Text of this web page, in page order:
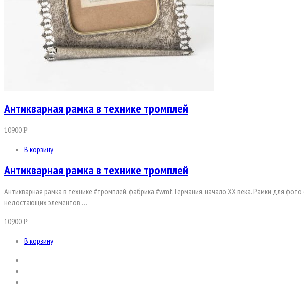
Антикварная рамка в технике тромплей
10900Р
В корзину
Антикварная рамка в технике тромплей
Антикварная рамка в технике #тромплей, фабрика #wmf, Германия, начало ХХ века. Рамки для
недостающих элементов …
10900Р
В корзину